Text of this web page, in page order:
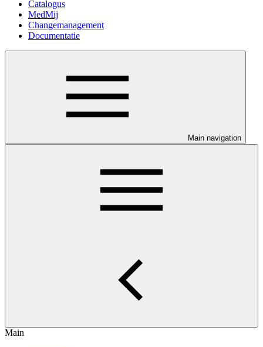
Catalogus
MedMij
Changemanagement
Documentatie
Main navigation
Main